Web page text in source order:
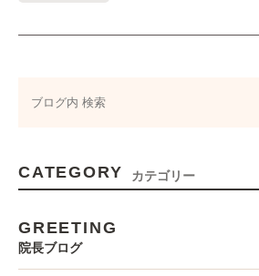
CATEGORY カテゴリー
GREETING
院長ブログ